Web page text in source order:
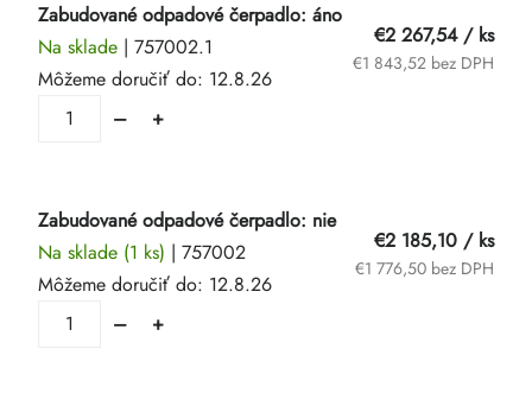
Zabudované odpadové čerpadlo: áno
Na sklade | 757002.1
Môžeme doručiť do: 12.8.26
€2 267,54 / ks
€1 843,52 bez DPH
Zabudované odpadové čerpadlo: nie
Na sklade (1 ks) | 757002
Môžeme doručiť do: 12.8.26
€2 185,10 / ks
€1 776,50 bez DPH